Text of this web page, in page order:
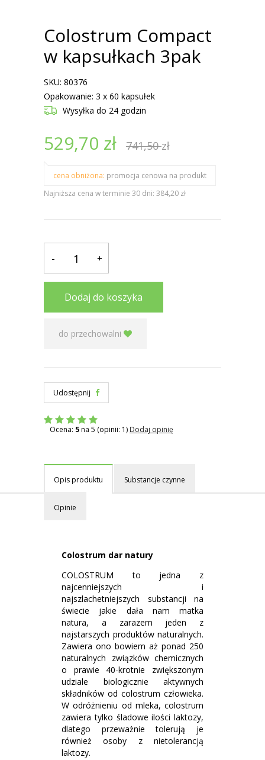
Colostrum Compact
w kapsułkach 3pak
SKU: 80376
Opakowanie: 3 x 60 kapsułek
Wysyłka do 24 godzin
529,70 zł 741,50zł
cena obniżona: promocja cenowa na produkt
Najniższa cena w terminie 30 dni: 384,20 zł
- +
Dodaj do koszyka
do przechowalni
Udostępnij
Ocena: 5na 5 (opinii: 1) Dodaj opinię
Opis produktu Substancje czynne
Opinie
Colostrum dar natury
COLOSTRUM to jedna z
najcenniejszych i
najszlachetniejszych substancji na
świecie jakie dała nam matka
natura, a zarazem jeden z
najstarszych produktów naturalnych.
Zawiera ono bowiem aż ponad 250
naturalnych związków chemicznych
o prawie 40-krotnie zwiększonym
udziale biologicznie aktywnych
składników od colostrum człowieka.
W odróżnieniu od mleka, colostrum
zawiera tylko śladowe ilości laktozy,
dlatego przeważnie tolerują je
również osoby z nietolerancją
laktozy.